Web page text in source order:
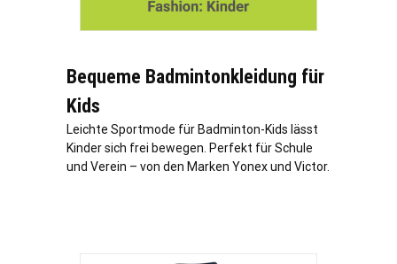
Bequeme Badmintonkleidung für
Kids
Leichte Sportmode für Badminton-Kids lässt
Kinder sich frei bewegen. Perfekt für Schule
und Verein – von den Marken Yonex und Victor.